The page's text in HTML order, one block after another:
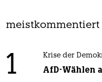
meistkommentiert
1 Krise der
AfD-Wählen